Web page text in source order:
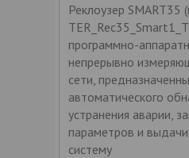
Реклоузер SMART35
программно-
непрерывно
сети,
автоматического
устранения аварии,
параметров и
систему